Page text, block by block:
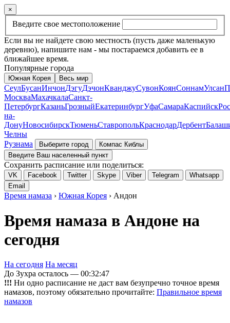
×
Введите свое местоположение
Если вы не найдете свою местность (пусть даже маленькую
деревню), напишите нам - мы постараемся добавить ее в
ближайшее время.
Популярные города
Южная Корея Весь мир
СеулБусанИнчонДэгуДэчонКванджуСувонКоянСоннамУлсан
МоскваМахачкалаСанкт-
ПетербургКазаньГрозныйЕкатеринбургУфаСамараКаспийск
на-
ДонуНовосибирскТюменьСтавропольКраснодарДербент
Челны
Рузнама
Выберите город
Компас Киблы
Введите Ваш населенный пункт
Сохранить расписание или поделиться:
VK Facebook Twitter Skype Viber Telegram
Whatsapp
Email
Время намаза › Южная Корея › Андон
Время намаза в Андоне на
сегодня
На сегодня На месяц
До Зухра осталось — 00:32:47
!!! Ни одно расписание не даст вам безупречно точное время
намазов, поэтому обязательно прочитайте: Правильное время
намазов